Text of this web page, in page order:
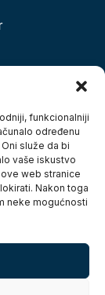
funkcionalniji
određenu
služe da bi
vaše iskustvo
web stranice
Nakon toga
neke mogućnosti